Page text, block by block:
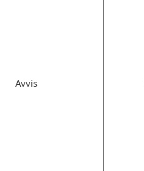
Avvis